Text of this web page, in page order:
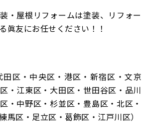
・屋根リフォームは塗装、リフォー
眞友にお任せください！！
区・中央区・港区・新宿区・文京
・江東区・大田区・世田谷区・品川
・中野区・杉並区・豊島区・北区・
馬区・足立区・葛飾区・江戸川区）